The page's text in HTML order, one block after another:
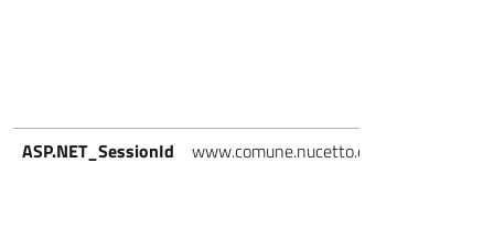
ASP.NET_SessionId www.comune.nucetto.cn.it